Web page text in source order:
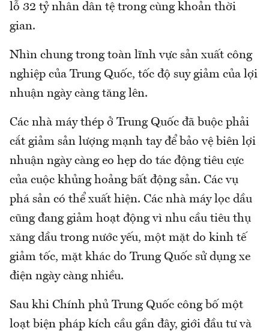
lỗ 32 tỷ nhân dân tệ trong cùng khoản thời
gian.
Nhìn chung trong toàn lĩnh vực sản xuất công
nghiệp của Trung Quốc, tốc độ suy giảm của lợi
nhuận ngày càng tăng lên.
Các nhà máy thép ở Trung Quốc đã buộc phải
cắt giảm sản lượng mạnh tay để bảo vệ biên lợi
nhuận ngày càng eo hẹp do tác động tiêu cực
của cuộc khủng hoảng bất động sản. Các vụ
phá sản có thể xuất hiện. Các nhà máy lọc dầu
cũng đang giảm hoạt động vì nhu cầu tiêu thụ
xăng dầu trong nước yếu, một mặt do kinh tế
giảm tốc, mặt khác do Trung Quốc sử dụng xe
điện ngày càng nhiều.
Sau khi Chính phủ Trung Quốc công bố một
loạt biện pháp kích cầu gần đây, giới đầu tư và